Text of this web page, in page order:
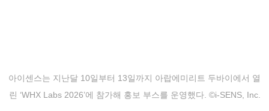
아이센스는 지난달 10일부터 13일까지 아랍에미리트 두바이에서 열
린 ‘WHX Labs 2026’에 참가해 홍보 부스를 운영했다. ©i-SENS, Inc.